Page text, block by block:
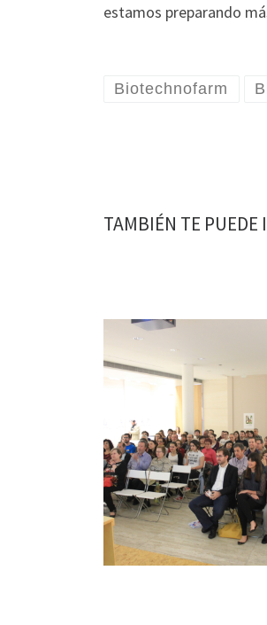
estamos preparando
Biotechnofarm
TAMBIÉN TE PUEDE